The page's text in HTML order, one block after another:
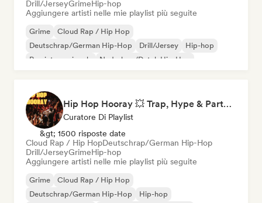
Drill/JerseyGrimeHip-hop
Aggiungere artisti nelle mie playlist più seguite
Grime
Cloud Rap / Hip Hop
Deutschrap/German Hip-Hop
Drill/Jersey
Hip-hop
Rap internazionale
Nederhop/Dutch Hip-Hop
Hip Hop Hooray 💥 Trap, Hype & Party Rap Bangers
Curatore Di Playlist
&gt; 1500 risposte date
Cloud Rap / Hip HopDeutschrap/German Hip-Hop
Drill/JerseyGrimeHip-hop
Aggiungere artisti nelle mie playlist più seguite
Grime
Cloud Rap / Hip Hop
Deutschrap/German Hip-Hop
Hip-hop